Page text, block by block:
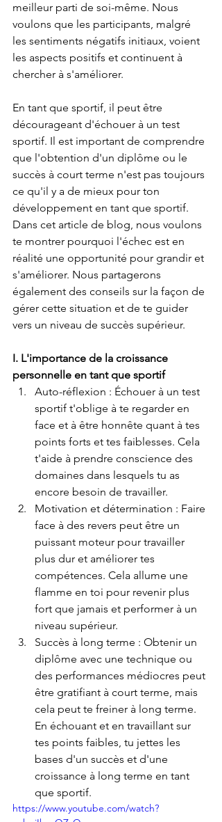
meilleur parti de soi-même. Nous
voulons que les participants, malgré
les sentiments négatifs initiaux, voient
les aspects positifs et continuent à
chercher à s'améliorer.
En tant que sportif, il peut être
décourageant d'échouer à un test
sportif. Il est important de comprendre
que l'obtention d'un diplôme ou le
succès à court terme n'est pas toujours
ce qu'il y a de mieux pour ton
développement en tant que sportif.
Dans cet article de blog, nous voulons
te montrer pourquoi l'échec est en
réalité une opportunité pour grandir et
s'améliorer. Nous partagerons
également des conseils sur la façon de
gérer cette situation et de te guider
vers un niveau de succès supérieur.
I. L'importance de la croissance
personnelle en tant que sportif
Auto-réflexion : Échouer à un test
sportif t'oblige à te regarder en
face et à être honnête quant à tes
points forts et tes faiblesses. Cela
t'aide à prendre conscience des
domaines dans lesquels tu as
encore besoin de travailler.
Motivation et détermination : Faire
face à des revers peut être un
puissant moteur pour travailler
plus dur et améliorer tes
compétences. Cela allume une
flamme en toi pour revenir plus
fort que jamais et performer à un
niveau supérieur.
Succès à long terme : Obtenir un
diplôme avec une technique ou
des performances médiocres peut
être gratifiant à court terme, mais
cela peut te freiner à long terme.
En échouant et en travaillant sur
tes points faibles, tu jettes les
bases d'un succès et d'une
croissance à long terme en tant
que sportif.
https://www.youtube.com/watch?